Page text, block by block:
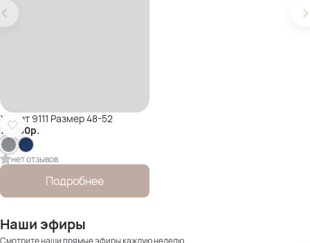
Жилет 9111 Размер 48-52
12 800р.
нет отзывов
Подробнее
Наши эфиры
Смотрите наши прямые эфиры каждую неделю